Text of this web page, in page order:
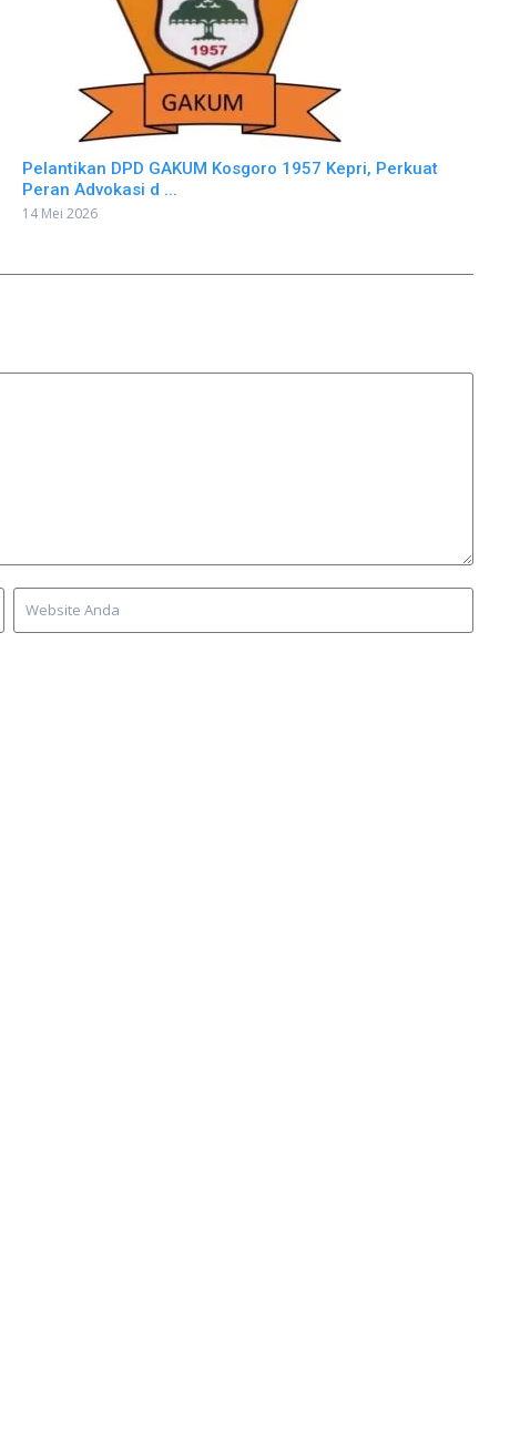
Pelantikan DPD GAKUM Kosgoro 1957 Kepri, Perkuat
Peran Advokasi d ...
14 Mei 2026